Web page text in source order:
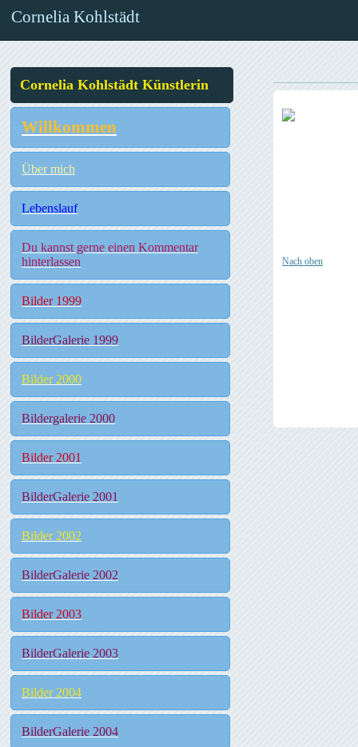
Cornelia Kohlstädt
Cornelia Kohlstädt Künstlerin
Willkommen
Über mich
Lebenslauf
Du kannst gerne einen Kommentar
hinterlassen
Bilder 1999
BilderGalerie 1999
Bilder 2000
Bildergalerie 2000
Bilder 2001
BilderGalerie 2001
Bilder 2002
BilderGalerie 2002
Bilder 2003
BilderGalerie 2003
Bilder 2004
BilderGalerie 2004
Nach oben